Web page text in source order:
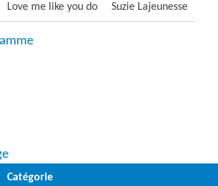
Love me like you do Suzie Lajeunesse
Catégorie